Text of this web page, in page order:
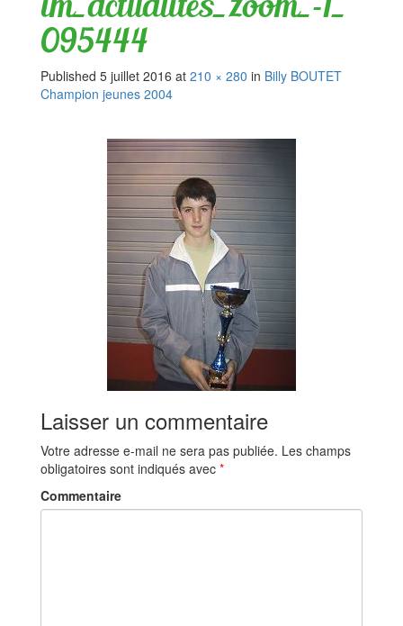
095444
Published 5 juillet 2016 at 210 × 280 in Billy BOUTET
Champion jeunes 2004
Laisser un commentaire
Votre adresse e-mail ne sera pas publiée. Les champs
obligatoires sont indiqués avec *
Commentaire